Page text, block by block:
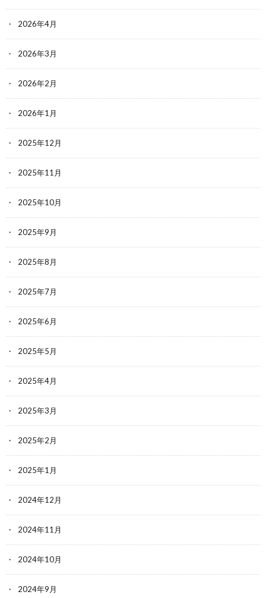
2026年4月
2026年3月
2026年2月
2026年1月
2025年12月
2025年11月
2025年10月
2025年9月
2025年8月
2025年7月
2025年6月
2025年5月
2025年4月
2025年3月
2025年2月
2025年1月
2024年12月
2024年11月
2024年10月
2024年9月